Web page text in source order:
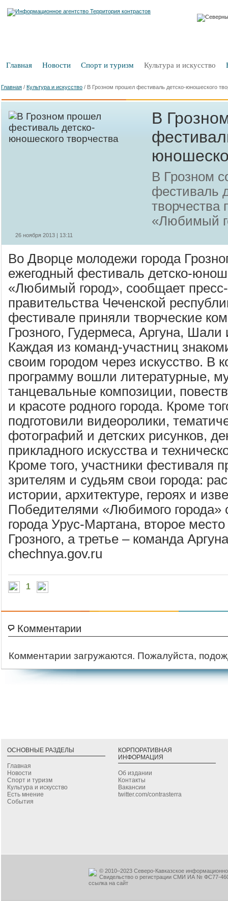
Главная Новости Спорт и туризм Культура и искусство
Главная / Культура и искусство / В Грозном прошел фестиваль детско-юношеского
В
В Грозном
фестиваль
творчества
«Любимый
26 ноября 2013 | 13:11
Во Дворце молодежи города
ежегодный фестиваль детско-
«Любимый город», сообщает
правительства Чеченской
фестивале приняли творческие
Грозного, Гудермеса, Аргуна,
Каждая из команд-участниц
своим городом через искусство. В
программу вошли литературные,
танцевальные композиции,
и красоте родного города. Кроме
подготовили видеоролики,
фотографий и детских рисунков,
прикладного искусства и
Кроме того, участники фестиваля
зрителям и судьям свои города:
истории, архитектуре, героях и
Победителями «Любимого города»
города Урус-Мартана, второе
Грозного, а третье – команда
chechnya.gov.ru
1
Комментарии
Комментарии загружаются. Пожалуйста,
ОСНОВНЫЕ РАЗДЕЛЫ
Главная
Новости
Спорт и туризм
Культура и искусство
Есть мнение
События
КОРПОРАТИВНАЯ
ИНФОРМАЦИЯ
Об издании
Контакты
Вакансии
twitter.com/contrasterra
© 2010–2023 Северо-Кавказское
Свидельство о регистрации СМИ ИА № ФС77-
ссылка на сайт